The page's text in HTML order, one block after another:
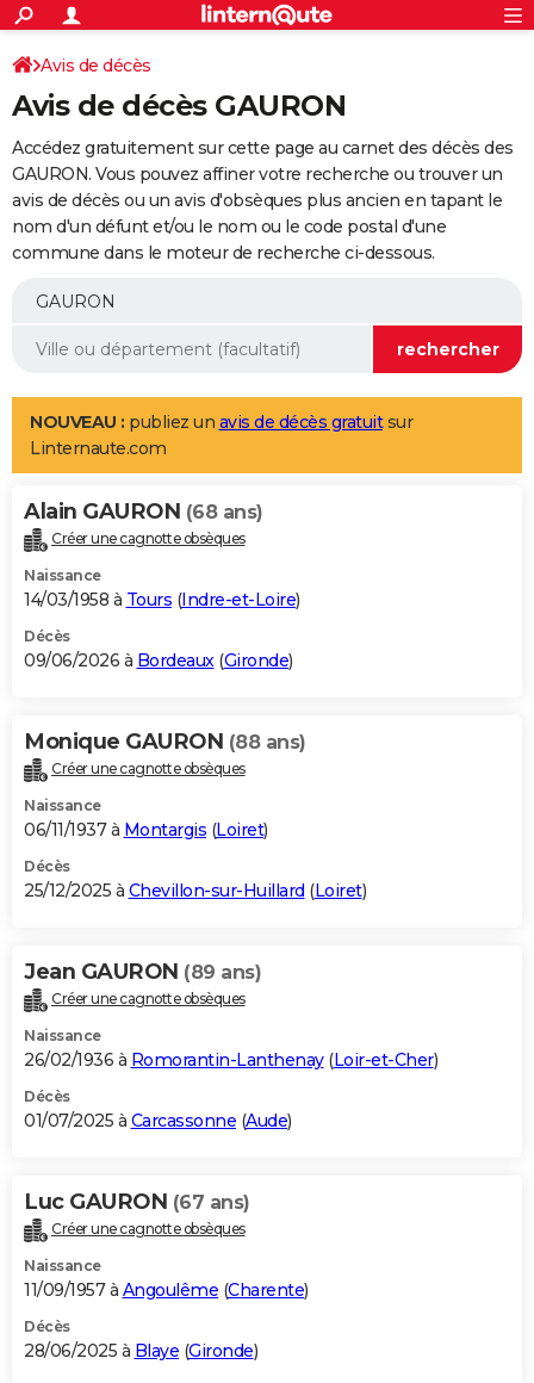
ACTUALITÉS
Politique
Société
Faits Divers
Education
Monde
Villes
+
SPORT
Coupe du monde 2026
Football
Tennis
Cyclisme
Rugby
Forum
Programme TV
TNT
Streaming
Cinéma
Sorties cinéma
Musique
+
FINANCE
Retraite
Epargne
Immobilier
Risques naturels par ville
Banque
Assurance
AUTO
Essais
Réserver un essai
Citadines
Berlines
SUV
Forum auto
+
Mobiles
Meilleur smartphone
Internet
Ordinateurs
Jeux vidéo
Guide high-tech
Aménagement intérieur
LIFESTYLE
Art de vivre
Bien-être
Loisirs
Mode
Modes de vie
Alimentation
Guide de la santé
Maladies
Médicaments
Sommeil
VOYAGE
Destinations
City break
Voyage nature
Voyage de noces
Forum
Climat
+PHOTO
GUIDES D'ACHAT
BONS PLANS
Carte de Noël
Carte Bonne année
Carte Saint-Valentin
Carte Pâques
Carte d'anniversaire
DICTIONNAIRE
Dictionnaire
Biographies
Citations
Expressions
Proverbes
PROGRAMME TV
S'inscrire
Se connecter
Lycées
Collèges
Primaires
Universités
Entreprises
Service militaire
Avis de recherche
AVIS DE DÉCÈS
Bricolage
Lifestyle
Culture
Sport
Auto
Television
Voyage
Cinema
Avis de décès
Avis de décès GAURON
Accédez gratuitement sur cette page au carnet des décès des
GAURON. Vous pouvez affiner votre recherche ou trouver un
avis de décès ou un avis d'obsèques plus ancien en tapant le
nom d'un défunt et/ou le nom ou le code postal d'une
commune dans le moteur de recherche ci-dessous.
NOUVEAU : publiez un avis de décès gratuitsur
Linternaute.com
Alain GAURON (68 ans)
Créer une cagnotte obsèques
Naissance
14/03/1958 à Tours (Indre-et-Loire)
Décès
09/06/2026 à Bordeaux(Gironde)
Monique GAURON (88 ans)
Créer une cagnotte obsèques
Naissance
06/11/1937 à Montargis (Loiret)
Décès
25/12/2025 à Chevillon-sur-Huillard (Loiret)
Jean GAURON (89 ans)
Créer une cagnotte obsèques
Naissance
26/02/1936 à Romorantin-Lanthenay(Loir-et-Cher)
Décès
01/07/2025 à Carcassonne (Aude)
Luc GAURON (67 ans)
Créer une cagnotte obsèques
Naissance
11/09/1957 à Angoulême (Charente)
Décès
28/06/2025 à Blaye (Gironde)